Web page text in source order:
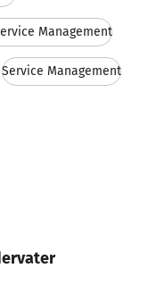
Management
Service Management